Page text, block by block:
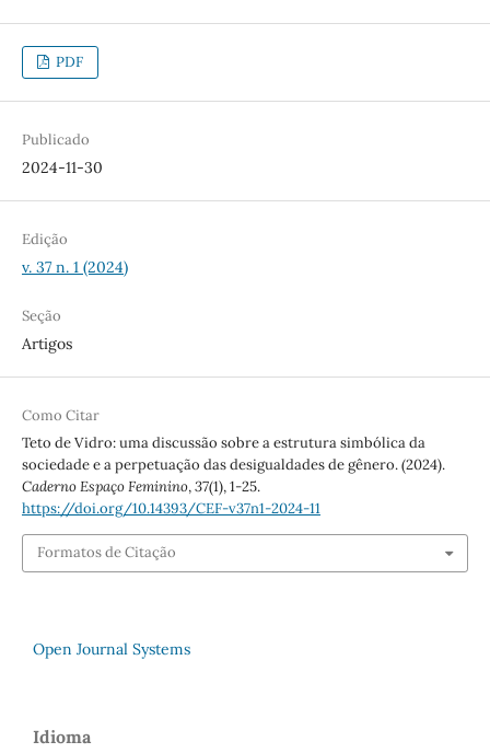
PDF
Publicado
2024-11-30
Edição
v. 37 n. 1 (2024)
Seção
Artigos
Como Citar
Teto de Vidro: uma discussão sobre a estrutura simbólica da
sociedade e a perpetuação das desigualdades de gênero. (2024).
Caderno Espaço Feminino,37(1), 1-25.
https://doi.org/10.14393/CEF-v37n1-2024-11
Formatos de Citação
Open Journal Systems
Idioma